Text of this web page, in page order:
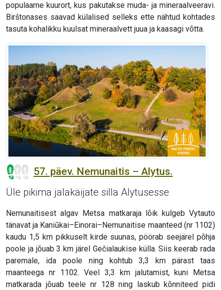
populaarne kuurort, kus pakutakse muda- ja mineraalveeravi.
Birštonases saavad külalised selleks ette nähtud kohtades
tasuta kohalikku kuulsat mineraalvett juua ja kaasagi võtta.
57. päev. Nemunaitis – Alytus.
Üle pikima jalakäijate silla Alytusesse
Nemunaitisest algav Metsa matkaraja lõik kulgeb Vytauto
tänavat ja Kaniūkai–Einorai–Nemunaitise maanteed (nr 1102)
kaudu 1,5 km pikkuselt kirde suunas, pöörab seejärel põhja
poole ja jõuab 3 km järel Gečialaukise külla. Siis keerab rada
paremale, ida poole ning kohtub 3,3 km pärast taas
maanteega nr 1102. Veel 3,3 km jalutamist, kuni Metsa
matkarada jõuab teele nr 128 ning laskub kõnniteed pidi